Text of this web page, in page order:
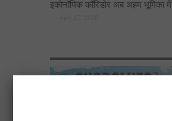
इकोनॉमिक कॉरिडोर अब अहम भूमिका में